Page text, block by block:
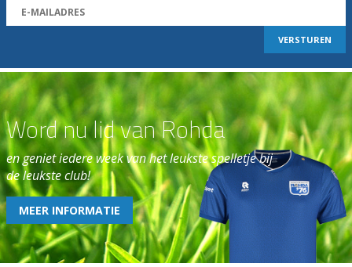
Word nu lid van Rohda
en geniet iedere week van het leukste spelletje bij
de leukste club!
MEER INFORMATIE